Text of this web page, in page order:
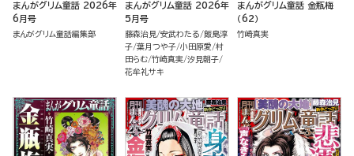
まんがグリム童話 2026年
6月号
まんがグリム童話編集部
まんがグリム童話 2026年
5月号
藤森治見 安武わたる 飯島淳
子 葉月つや子 小田原愛 村
田らむ 竹崎真実 汐見朝子
花牟礼サキ
まんがグリム童話 金瓶梅
（62）
竹崎真実